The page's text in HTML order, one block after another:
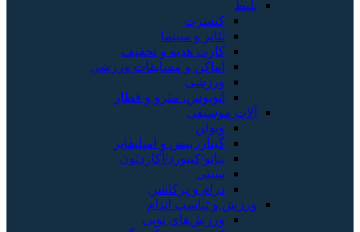
بلیط
کنسرت
تئاتر و سینما
کارت هدیه و تخفیف
اماکن و مسابقات ورزشی
ورزشی
اتوبوس، مترو و قطار
آلات موسیقی
ویولن
گیتار، بیس و امپلیفایر
پیانو/کیبورد/آکاردئون
سنتی
درام و پرکاشن
ورزش و تناسب اندام
ورزش‌های توپی